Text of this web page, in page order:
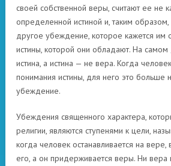
своей собственной веры, считают ее не
определенной истиной и, таким
другое убеждение, которое кажется им
истины, которой они обладают. На
истина, а истина — не вера. Когда
понимания истины, для него это больше
убеждение.
Убеждения священного характера,
религии, являются ступенями к цели,
когда человек останавливается на
его, а он придерживается веры. Ни вера